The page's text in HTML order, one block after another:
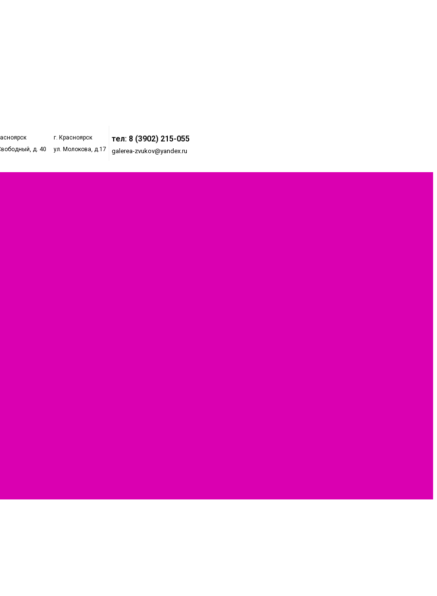
д. 40
г. Красноярск
ул. Молокова, д.17
тел: 8 (3902) 215-055
galerea-zvukov@yandex.ru